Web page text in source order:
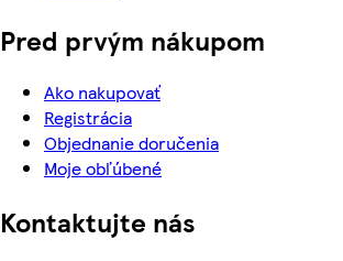
Pred prvým nákupom
Ako nakupovať
Registrácia
Objednanie doručenia
Moje obľúbené
Kontaktujte nás